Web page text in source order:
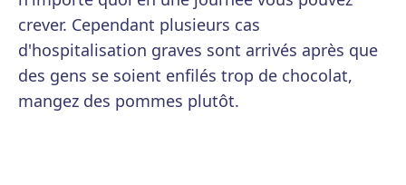
crever. Cependant plusieurs cas
d'hospitalisation graves sont arrivés après que
des gens se soient enfilés trop de chocolat,
mangez des pommes plutôt.